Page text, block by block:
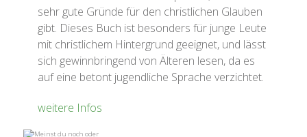
sehr gute Gründe für den christlichen Glauben
gibt. Dieses Buch ist besonders für junge Leute
mit christlichem Hintergrund geeignet, und lässt
sich gewinnbringend von Älteren lesen, da es
auf eine betont jugendliche Sprache verzichtet.
weitere Infos